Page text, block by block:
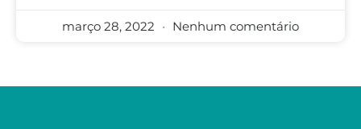
março 28, 2022 Nenhum comentário